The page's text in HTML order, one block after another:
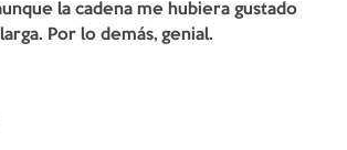
la cadena me hubiera gustado
Por lo demás, genial.